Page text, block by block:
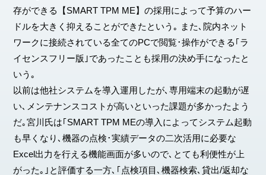
存ができる【SMART TPM ME】の採用によって予算のハー
ドルを大きく抑えることができたという｡ また､院内ネット
ワークに接続されている全てのPCで閲覧･操作ができる｢ラ
イセンスフリー版｣であったことも採用の決め手になったと
いう｡
以前は他社システムを導入運用したが､専用端末の起動が遅
い､メンテナンスコストが高いといった課題が多かったよう
だ｡宮川氏は｢SMART TPM MEの導入によってシステム起動
も早くなり､機器の点検･実績データの二次活用に必要な
Excel出力を行える機能画面が多いので､とても利便性が上
がった｡｣と評価する一方､｢点検項目､機器検索､貸出/返却な